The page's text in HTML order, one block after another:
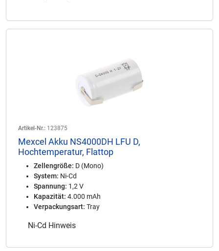
Artikel-Nr.: 123875
Mexcel Akku NS4000DH LFU D,
Hochtemperatur, Flattop
Zellengröße: D (Mono)
System: Ni-Cd
Spannung: 1,2 V
Kapazität: 4.000 mAh
Verpackungsart: Tray
Ni-Cd Hinweis